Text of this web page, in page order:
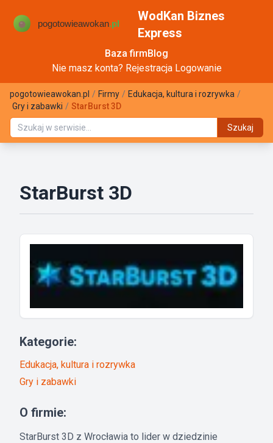
WodKan Biznes
Express
Baza firmBlog
Nie masz konta? Rejestracja Logowanie
pogotowieawokan.pl / Firmy / Edukacja, kultura i rozrywka /
Gry i zabawki / StarBurst 3D
Szukaj
StarBurst 3D
Kategorie:
Edukacja, kultura i rozrywka
Gry i zabawki
O firmie:
StarBurst 3D z Wrocławia to lider w dziedzinie